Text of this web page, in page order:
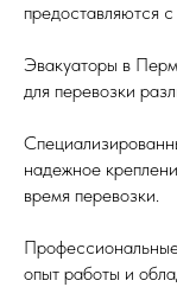
предоставляются
Эвакуаторы в
для перевозки
надежное
время перевозки.
опыт работы и